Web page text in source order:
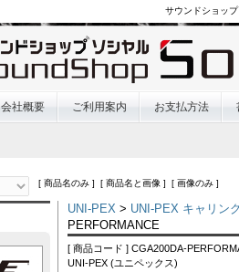
サウンドショッ
会社概要 ご利用案内 お支払方法
[ 商品名のみ ] [ 商品名と画像 ] [ 画像のみ ]
UNI-PEX > UNI-PEX キャリン
PERFORMANCE
[ 商品コード ] CGA200DA-
UNI-PEX (ユニペックス)